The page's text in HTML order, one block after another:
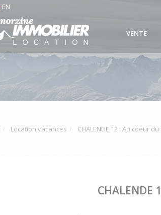
EN
VENTE
Location vacances CHALENDE 12 : Au coeur
CHALENDE